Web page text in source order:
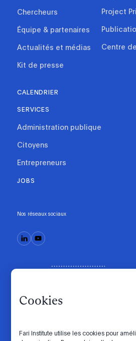
Cookies
Fari Institute utilise les cookies pour
Chercheurs
Équipe & partenaires
Actualités et médias
Kit de presse
Project
Centre
CALENDRIER
SERVICES
Administration publique
Citoyens
Entrepreneurs
JOBS
Nos réseaux sociaux